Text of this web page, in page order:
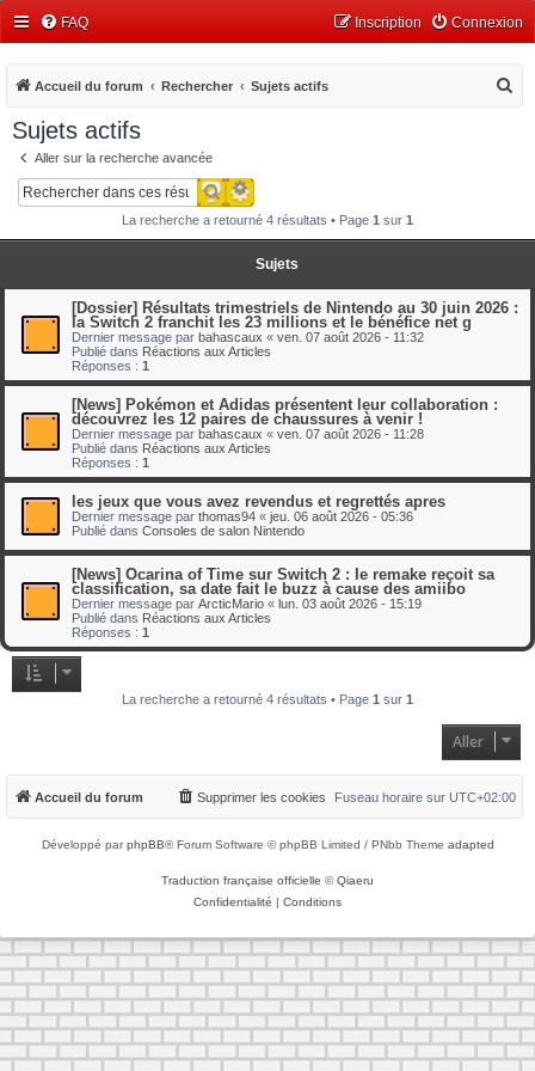
FAQ Connexion
Inscription
Accueil du forum Rechercher Sujets actifs
e
Sujets actifs
Aller sur la recherche avancée
Rechercher
Recherche avancée
La recherche a retourné 4 résultats • Page 1 sur 1
Sujets
[Dossier] Résultats trimestriels de Nintendo au 30 juin 2026 :
la Switch 2 franchit les 23 millions et le bénéfice net g
Dernier message par bahascaux « ven. 07 août 2026 - 11:32
Publié dans Réactions aux Articles
Réponses : 1
[News] Pokémon et Adidas présentent leur collaboration :
découvrez les 12 paires de chaussures à venir !
Dernier message par bahascaux « ven. 07 août 2026 - 11:28
Publié dans Réactions aux Articles
Réponses : 1
les jeux que vous avez revendus et regrettés apres
Dernier message par thomas94 « jeu. 06 août 2026 - 05:36
Publié dans Consoles de salon Nintendo
[News] Ocarina of Time sur Switch 2 : le remake reçoit sa
classification, sa date fait le buzz à cause des amiibo
Dernier message par ArcticMario « lun. 03 août 2026 - 15:19
Publié dans Réactions aux Articles
Réponses : 1
La recherche a retourné 4 résultats • Page 1 sur 1
Aller
Accueil du forum Fuseau horaire sur UTC+02:00
Supprimer les cookies
Développé parphpBB® Forum Software © phpBB Limited / PNbb Theme adapted
Traduction française officielle ©Qiaeru
Confidentialité | Conditions